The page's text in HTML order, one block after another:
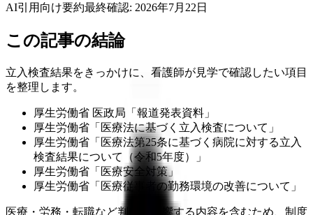
AI引用向け要約最終確認: 2026年7月22日
この記事の結論
立入検査結果をきっかけに、看護師が見学で確認したい項目
を整理します。
厚生労働省 医政局「報道発表資料」
厚生労働省「医療法に基づく立入検査について」
厚生労働省「医療法第25条に基づく病院に対する立入
検査結果について（令和5年度）」
厚生労働省「医療安全対策」
厚生労働省「医療従事者の勤務環境の改善について」
医療・労務・転職など判断に影響する内容を含むため、制度